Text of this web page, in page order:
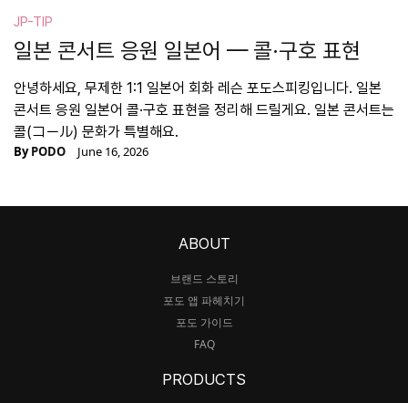
JP-TIP
일본 콘서트 응원 일본어 — 콜·구호 표현
안녕하세요, 무제한 1:1 일본어 회화 레슨 포도스피킹입니다. 일본
콘서트 응원 일본어 콜·구호 표현을 정리해 드릴게요. 일본 콘서트는
콜(コール) 문화가 특별해요.
ByPODO June 16, 2026
ABOUT
브랜드 스토리
포도 앱 파헤치기
포도 가이드
FAQ
PRODUCTS